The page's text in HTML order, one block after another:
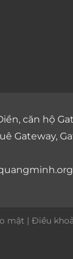
, căn hộ
Gateway,
mật | Điều